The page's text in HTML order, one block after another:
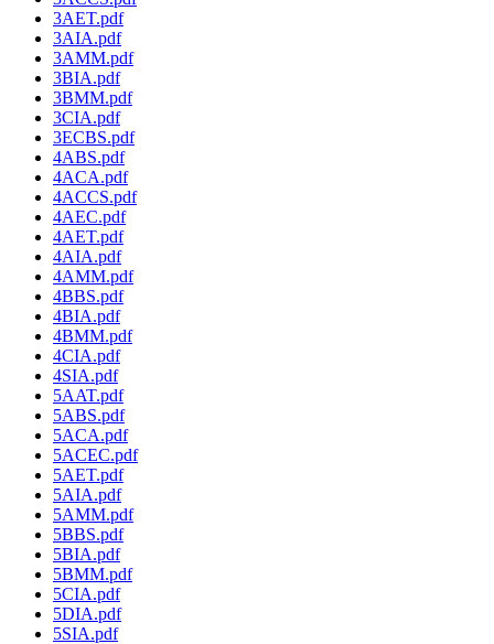
3AET.pdf
3AIA.pdf
3AMM.pdf
3BIA.pdf
3BMM.pdf
3CIA.pdf
3ECBS.pdf
4ABS.pdf
4ACA.pdf
4ACCS.pdf
4AEC.pdf
4AET.pdf
4AIA.pdf
4AMM.pdf
4BBS.pdf
4BIA.pdf
4BMM.pdf
4CIA.pdf
4SIA.pdf
5AAT.pdf
5ABS.pdf
5ACA.pdf
5ACEC.pdf
5AET.pdf
5AIA.pdf
5AMM.pdf
5BBS.pdf
5BIA.pdf
5BMM.pdf
5CIA.pdf
5DIA.pdf
5SIA.pdf